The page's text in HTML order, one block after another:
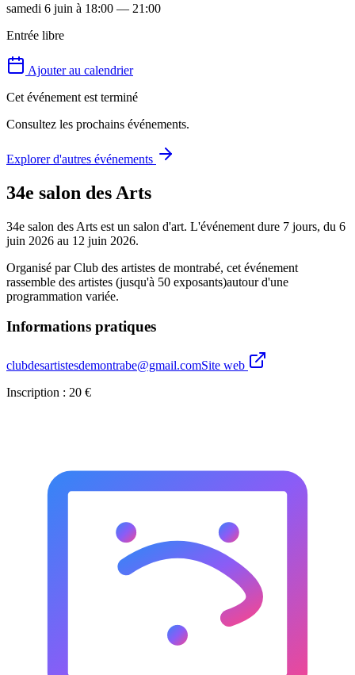
samedi 6 juin à 18:00 — 21:00
Entrée libre
Ajouter au calendrier
Cet événement est terminé
Consultez les prochains événements.
Explorer d'autres événements
34e salon des Arts
34e salon des Arts est un salon d'art. L'événement dure 7 jours, du 6
juin 2026 au 12 juin 2026.
Organisé parClub des artistes de montrabé, cet événement
rassemble des artistes (jusqu'à 50 exposants)autour d'une
programmation variée.
Informations pratiques
clubdesartistesdemontrabe@gmail.comSite web
Inscription : 20 €